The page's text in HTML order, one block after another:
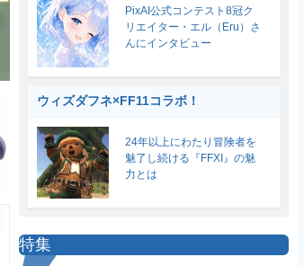
PixAI公式コンテスト8冠ク
リエイター・エル（Eru）さ
んにインタビュー
ウィズダフネ×FF11コラボ！
24年以上にわたり冒険者を
魅了し続ける『FFXI』の魅
力とは
特集